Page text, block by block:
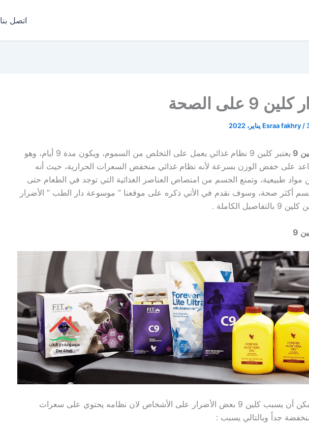
اتصل بنا
9 على الصحة
Esraa fakhry /
9
يعتبر كلين 9 نظام غذائي يعمل على التخلص من السموم، ويكون مدة 9 أيام، وهو
على خفض الوزن بسرعة لأنه نظام غذائي منخفض السعرات الحرارية، حيث أنه
مواد طبيعية، وتمنع الجسم من امتصاص العناصر الغذائية التي توجد في الطعام حتى
أكثر صحة، وسوف نقدم في الأتي ذكره على موقعنا ” موسوعة دار الطب ” الأضرار
الكاملة .
9
-من الممكن أن يسبب كلين 9 بعض الأضرار على الأشخاص لان نظامه يحتوي على سعرات
جداً وبالتالي يسبب :